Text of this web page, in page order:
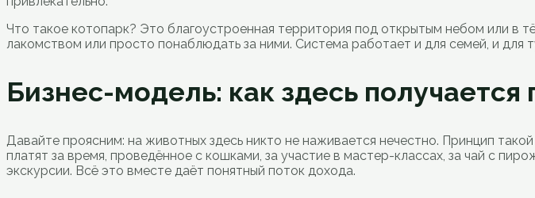
Что такое котопарк? Это благоустроенная территория под открытым небом или в
лакомством или просто понаблюдать за ними. Система работает и для семей, и для
Бизнес-модель: как здесь
Давайте проясним: на животных здесь никто не наживается нечестно. Принцип
платят за время, проведённое с кошками, за участие в мастер-классах, за чай с
экскурсии. Всё это вместе даёт понятный поток дохода.